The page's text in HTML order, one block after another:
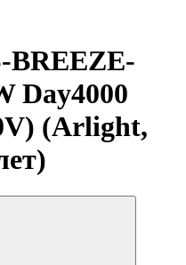
BREEZE-
Day4000
(Arlight,